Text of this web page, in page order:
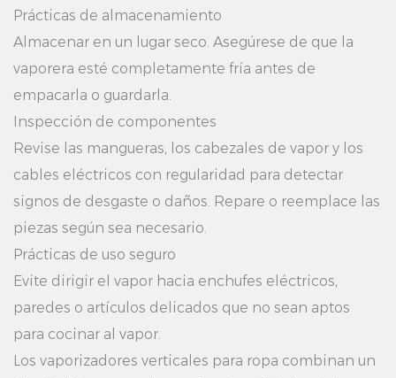
Prácticas de almacenamiento
Almacenar en un lugar seco. Asegúrese de que la
vaporera esté completamente fría antes de
empacarla o guardarla.
Inspección de componentes
Revise las mangueras, los cabezales de vapor y los
cables eléctricos con regularidad para detectar
signos de desgaste o daños. Repare o reemplace las
piezas según sea necesario.
Prácticas de uso seguro
Evite dirigir el vapor hacia enchufes eléctricos,
paredes o artículos delicados que no sean aptos
para cocinar al vapor.
Los vaporizadores verticales para ropa combinan un